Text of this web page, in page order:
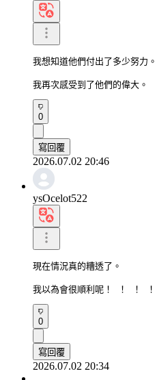
我想知道他們付出了多少努力。
我再次感受到了他們的偉大。
0
寫回覆
2026.07.02 20:46
ysOcelot522
現在情況真的糟透了。
我以為會很順利呢！ ！ ！ ！
0
寫回覆
2026.07.02 20:34